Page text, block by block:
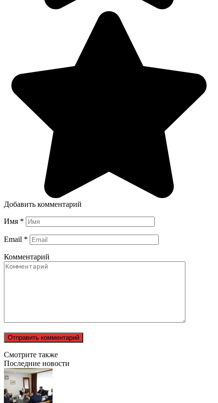
Добавить комментарий
Имя *
Email *
Комментарий
Смотрите также
Последние новости